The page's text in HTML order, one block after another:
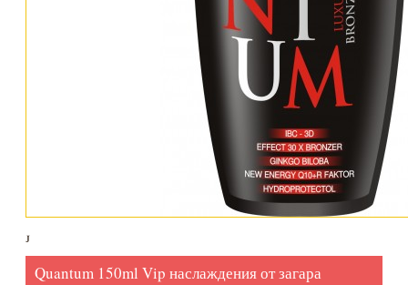
Quantum 150ml Vip наслаждения от загара